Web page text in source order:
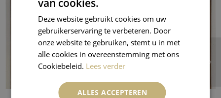
van cookies.
Deze website gebruikt cookies om uw
gebruikerservaring te verbeteren. Door
onze website te gebruiken, stemt u in met
alle cookies in overeenstemming met ons
Cookiebeleid. Lees verder
ALLES ACCEPTEREN